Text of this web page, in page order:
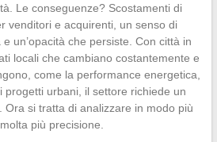
Le conseguenze? Scostamenti di
venditori e acquirenti, un senso di
un’opacità che persiste. Con città in
locali che cambiano costantemente e
come la performance energetica,
progetti urbani, il settore richiede un
Ora si tratta di analizzare in modo più
più precisione.